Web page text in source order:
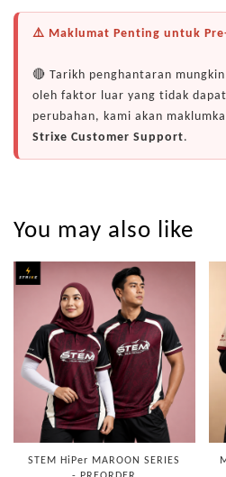
⚠️ Maklumat Penting untuk
🔴 Tarikh penghantaran
oleh faktor luar yang tidak
perubahan, kami akan
Strixe Customer Support.
You may also like
STEM HiPer MAROON SERIES